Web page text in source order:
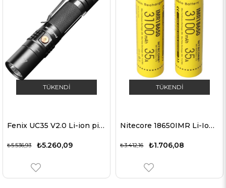
TÜKENDI
Fenix UC35 V2.0 Li-ion pil 3500mAh ve şarj kablosu dahil USB bağlantılı LED el feneri
₺5.260,09
₺5.536,93
TÜKENDI
Nitecore 18650IMR Li-Ion pil 3100mAh / 35A, 2 parçadan oluşan set
₺1.706,08
₺3.412,16